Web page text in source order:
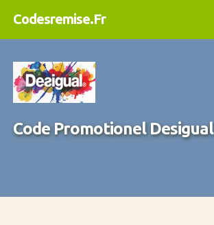
Codesremise.Fr
Code Promotionel Desigual